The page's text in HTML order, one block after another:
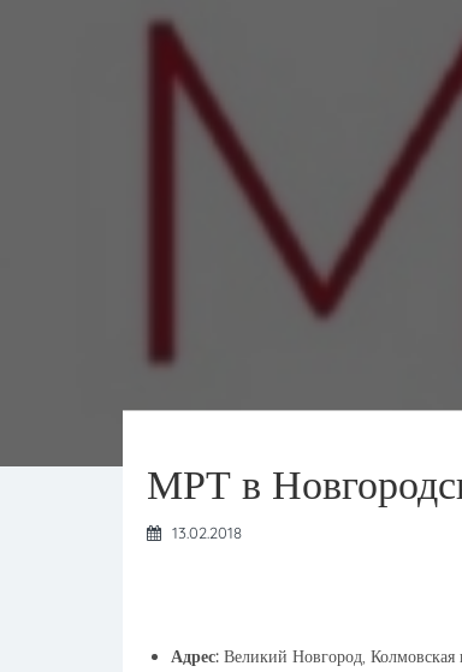
МРТ в
13.02.2018
Адрес: Великий Новгород, Колмовская